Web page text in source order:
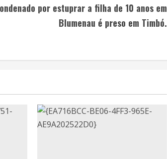
por estuprar a filha de 10 anos em
Blumenau é preso em Timbó.